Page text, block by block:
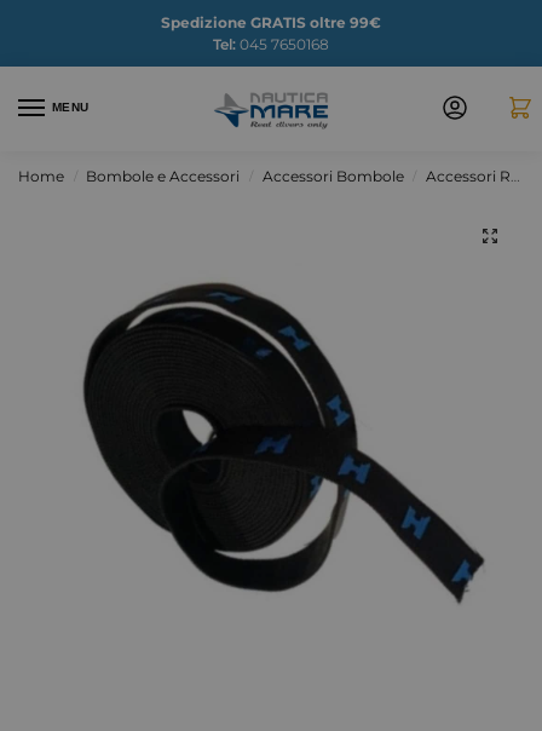
Spedizione GRATIS oltre 99€
Tel: 045 7650168
MENU
Home Bombole e Accessori Accessori Bombole Accessori Ricambi Bombole